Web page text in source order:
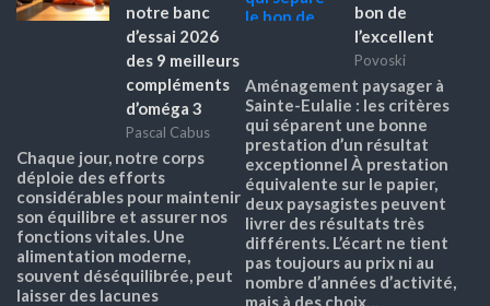
notre banc
d’essai 2026
des 9 meilleurs
compléments
d’oméga 3
Pascal Cabus
Chaque jour, notre corps
déploie des efforts
considérables pour maintenir
son équilibre et assurer nos
fonctions vitales. Une
alimentation moderne,
souvent déséquilibrée, peut
laisser des lacunes
bon de
l’excellent
Povoski
Aménagement paysager à
Sainte-Eulalie : les critères
qui séparent une bonne
prestation d’un résultat
exceptionnel À prestation
équivalente sur le papier,
deux paysagistes peuvent
livrer des résultats très
différents. L’écart ne tient
pas toujours au prix ni au
nombre d’années d’activité,
mais à des choix…